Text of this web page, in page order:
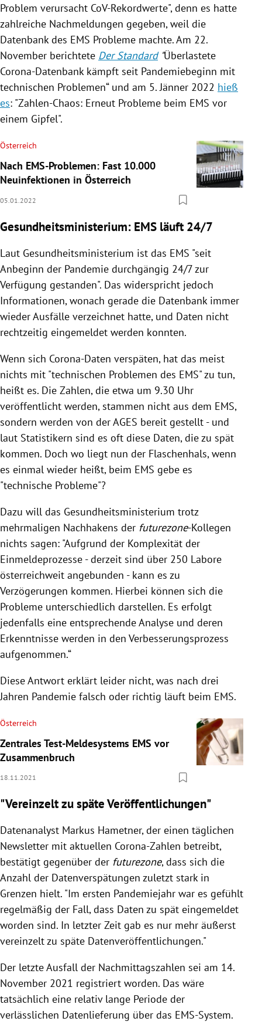
Problem verursacht CoV-Rekordwerte", denn es hatte
zahlreiche Nachmeldungen gegeben, weil die
Datenbank des EMS Probleme machte. Am 22.
November berichtete Der Standard"Überlastete
Corona-Datenbank kämpft seit Pandemiebeginn mit
technischen Problemen“ und am 5. Jänner 2022 hieß
es: "Zahlen-Chaos: Erneut Probleme beim EMS vor
einem Gipfel".
Österreich
Nach EMS-Problemen: Fast 10.000
Neuinfektionen in Österreich
05.01.2022
Gesundheitsministerium: EMS läuft 24/7
Laut Gesundheitsministerium ist das EMS "seit
Anbeginn der Pandemie durchgängig 24/7 zur
Verfügung gestanden". Das widerspricht jedoch
Informationen, wonach gerade die Datenbank immer
wieder Ausfälle verzeichnet hatte, und Daten nicht
rechtzeitig eingemeldet werden konnten.
Wenn sich Corona-Daten verspäten, hat das meist
nichts mit "technischen Problemen des EMS" zu tun,
heißt es. Die Zahlen, die etwa um 9.30 Uhr
veröffentlicht werden, stammen nicht aus dem EMS,
sondern werden von der AGES bereit gestellt - und
laut Statistikern sind es oft diese Daten, die zu spät
kommen. Doch wo liegt nun der Flaschenhals, wenn
es einmal wieder heißt, beim EMS gebe es
"technische Probleme"?
Dazu will das Gesundheitsministerium trotz
mehrmaligen Nachhakens der futurezone-Kollegen
nichts sagen: "Aufgrund der Komplexität der
Einmeldeprozesse - derzeit sind über 250 Labore
österreichweit angebunden - kann es zu
Verzögerungen kommen. Hierbei können sich die
Probleme unterschiedlich darstellen. Es erfolgt
jedenfalls eine entsprechende Analyse und deren
Erkenntnisse werden in den Verbesserungsprozess
aufgenommen.“
Diese Antwort erklärt leider nicht, was nach drei
Jahren Pandemie falsch oder richtig läuft beim EMS.
Österreich
Zentrales Test-Meldesystems EMS vor
Zusammenbruch
18.11.2021
"Vereinzelt zu späte Veröffentlichungen"
Datenanalyst Markus Hametner, der einen täglichen
Newsletter mit aktuellen Corona-Zahlen betreibt,
bestätigt gegenüber der futurezone, dass sich die
Anzahl der Datenverspätungen zuletzt stark in
Grenzen hielt. "Im ersten Pandemiejahr war es gefühlt
regelmäßig der Fall, dass Daten zu spät eingemeldet
worden sind. In letzter Zeit gab es nur mehr äußerst
vereinzelt zu späte Datenveröffentlichungen."
Der letzte Ausfall der Nachmittagszahlen sei am 14.
November 2021 registriert worden. Das wäre
tatsächlich eine relativ lange Periode der
verlässlichen Datenlieferung über das EMS-System.